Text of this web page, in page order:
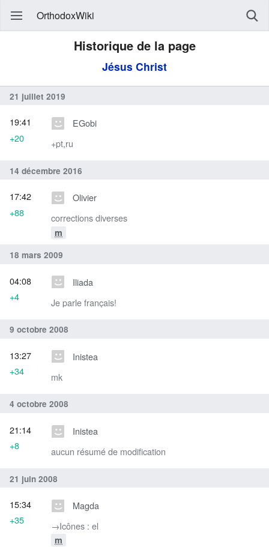
OrthodoxWiki
Historique de la page
Jésus Christ
21 juillet 2019
EGobi
+pt,ru
19:41
+20
14 décembre 2016
Olivier
corrections diverses
m
17:42
+88
18 mars 2009
Iliada
Je parle français!
04:08
+4
9 octobre 2008
Inistea
mk
13:27
+34
4 octobre 2008
Inistea
aucun résumé de modification
21:14
+8
21 juin 2008
Magda
→‎Icônes : el
m
15:34
+35